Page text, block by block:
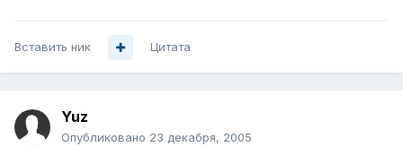
Вставить ник Цитата
Yuz
Опубликовано 23 декабря, 2005